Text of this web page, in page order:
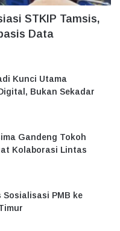
STKIP Tamsis,
Data
Kunci Utama
Bukan Sekadar
Gandeng Tokoh
Kolaborasi Lintas
Sosialisasi PMB ke